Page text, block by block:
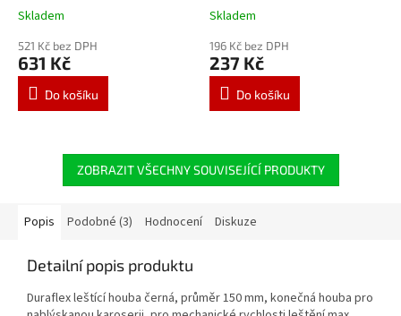
Skladem
521 Kč bez DPH
631 Kč
Do košíku
Skladem
196 Kč bez DPH
237 Kč
Do košíku
ZOBRAZIT VŠECHNY SOUVISEJÍCÍ PRODUKTY
Popis Podobné (3) Hodnocení Diskuze
Detailní popis produktu
Duraflex leštící houba černá, průměr 150 mm, konečná houba pro